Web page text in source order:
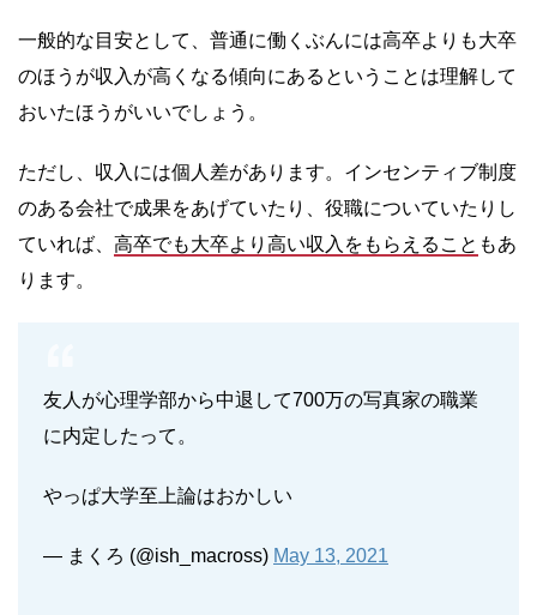
一般的な目安として、普通に働くぶんには高卒よりも大卒
のほうが収入が高くなる傾向にあるということは理解して
おいたほうがいいでしょう。
ただし、収入には個人差があります。インセンティブ制度
のある会社で成果をあげていたり、役職についていたりし
ていれば、 高卒でも大卒より高い収入をもらえること もあ
ります。
友人が心理学部から中退して700万の写真家の職業
に内定したって。
やっぱ大学至上論はおかしい
— まくろ (@ish_macross) May 13, 2021